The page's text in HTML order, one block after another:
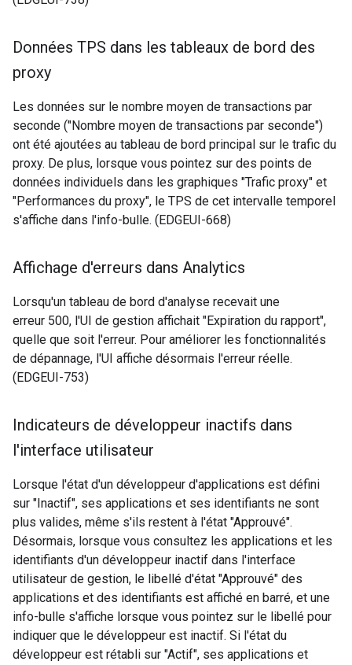
Données TPS dans les tableaux de bord des
proxy
Les données sur le nombre moyen de transactions par
seconde ("Nombre moyen de transactions par seconde")
ont été ajoutées au tableau de bord principal sur le trafic du
proxy. De plus, lorsque vous pointez sur des points de
données individuels dans les graphiques "Trafic proxy" et
"Performances du proxy", le TPS de cet intervalle temporel
s'affiche dans l'info-bulle. (EDGEUI-668)
Affichage d'erreurs dans Analytics
Lorsqu'un tableau de bord d'analyse recevait une
erreur 500, l'UI de gestion affichait "Expiration du rapport",
quelle que soit l'erreur. Pour améliorer les fonctionnalités
de dépannage, l'UI affiche désormais l'erreur réelle.
(EDGEUI-753)
Indicateurs de développeur inactifs dans
l'interface utilisateur
Lorsque l'état d'un développeur d'applications est défini
sur "Inactif", ses applications et ses identifiants ne sont
plus valides, même s'ils restent à l'état "Approuvé".
Désormais, lorsque vous consultez les applications et les
identifiants d'un développeur inactif dans l'interface
utilisateur de gestion, le libellé d'état "Approuvé" des
applications et des identifiants est affiché en barré, et une
info-bulle s'affiche lorsque vous pointez sur le libellé pour
indiquer que le développeur est inactif. Si l'état du
développeur est rétabli sur "Actif", ses applications et